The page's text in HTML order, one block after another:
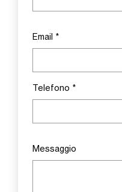
Email *
Telefono *
Messaggio